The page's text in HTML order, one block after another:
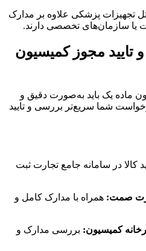
تجهیزات پزشکی علاوه بر مدارک
یا سازمان‌های تخصصی دارند.
تایید مجوز کمیسیون
ماده یک باید به‌صورت دقیق و
شما سریع‌تر بررسی و تایید
کالا در سامانه جامع تجارت ثبت
صمت: همراه با مدارک کامل و
کمیسیون: بررسی مدارک و